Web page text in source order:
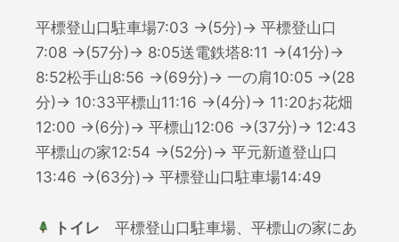
平標登山口駐車場7:03 →(5分)→ 平標登山口
7:08 →(57分)→ 8:05送電鉄塔8:11 →(41分)→
8:52松手山8:56 →(69分)→ 一の肩10:05 →(28
分)→ 10:33平標山11:16 →(4分)→ 11:20お花畑
12:00 →(6分)→ 平標山12:06 →(37分)→ 12:43
平標山の家12:54 →(52分)→ 平元新道登山口
13:46 →(63分)→ 平標登山口駐車場14:49
トイレ 平標登山口駐車場、平標山の家にあ